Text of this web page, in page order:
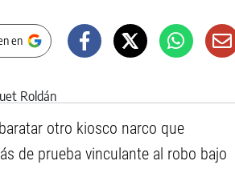
en
otro kiosco narco que
de prueba vinculante al robo bajo